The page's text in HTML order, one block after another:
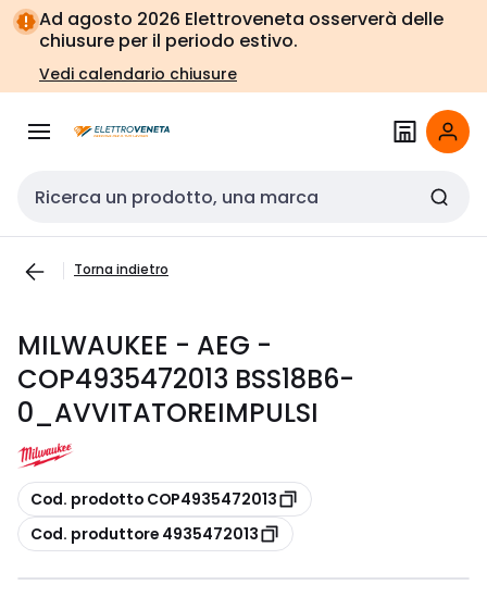
Vai alla
navigazione
Vai
alla
pagina
Ad agosto 2026 Elettroveneta osserverà delle
chiusure per il periodo estivo.
Vedi calendario chiusure
Cerca input
Torna indietro
MILWAUKEE - AEG -
COP4935472013 BSS18B6-
0_AVVITATOREIMPULSI
copia
Cod. prodotto COP4935472013
copia
Cod. produttore 4935472013